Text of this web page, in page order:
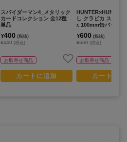
スパイダーマン4_メタリック
カードコレクション 全12種
単品
¥400 (税抜)
¥440 (税込)
お取寄せ商品
カートに追加
し クラピカ スーツ(
r. 100mm缶バッジ
¥600 (税抜)
¥660 (税込)
お取寄せ商品
カートに